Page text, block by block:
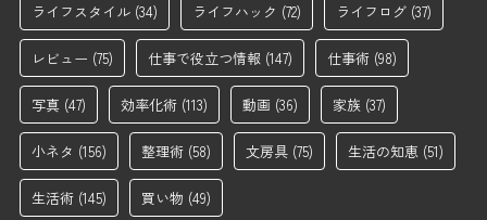
ライフスタイル (34) ライフハック (72) ライフログ (37)
レビュー (75) 仕事で役立つ情報 (147) 仕事術 (98)
写真 (47) 効率化術 (113) 動画 (36) 家族 (37)
小ネタ (156) 整理術 (58) 文房具 (75) 生活の知恵 (51)
生活術 (145) 買い物 (49)